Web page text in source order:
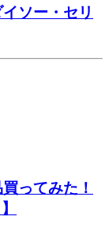
ソー・セリ
ってみた！